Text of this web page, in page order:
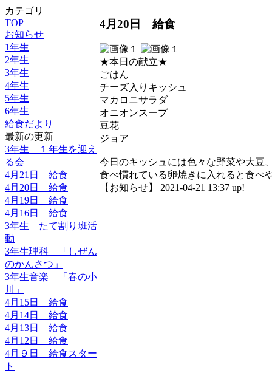
カテゴリ
TOP
お知らせ
1年生
2年生
3年生
4年生
5年生
6年生
給食だより
最新の更新
3年生 １年生を迎え
る会
4月21日 給食
4月20日 給食
4月19日 給食
4月16日 給食
3年生 たて割り班活
動
3年生理科 「しぜん
のかんさつ」
3年生音楽 「春の小
川」
4月15日 給食
4月14日 給食
4月13日 給食
4月12日 給食
4月９日 給食スター
ト
4月20日 給食
★本日の献立★
ごはん
チーズ入りキッシュ
マカロニサラダ
オニオンスープ
豆花
ジョア
今日のキッシュには色々な野菜や大豆
食べ慣れている卵焼きに入れると食べ
【お知らせ】 2021-04-21 13:37 up!